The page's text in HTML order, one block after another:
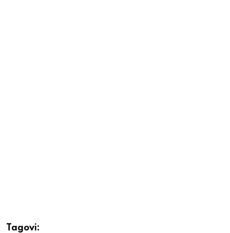
Tagovi: